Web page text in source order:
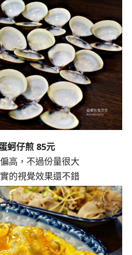
蚵仔煎 85元
高，不過份量很大
的視覺效果還不錯